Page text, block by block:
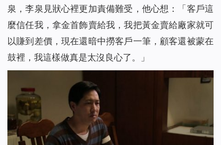
泉，李泉見狀心裡更加責備難受，他心想：「客戶這
麼信任我，拿金首飾賣給我，我把黃金賣給廠家就可
以賺到差價，現在還暗中撈客戶一筆，顧客還被蒙在
鼓裡，我這樣做真是太沒良心了。」